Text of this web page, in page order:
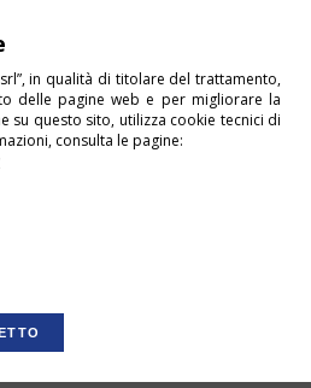
RECINZIONI
CLASSIC
HOME
CONDIZIONI DI VENDITA
in qualità di titolare del trattamento,
delle pagine web e per migliorare la
su questo sito, utilizza cookie tecnici di
consulta le pagine: